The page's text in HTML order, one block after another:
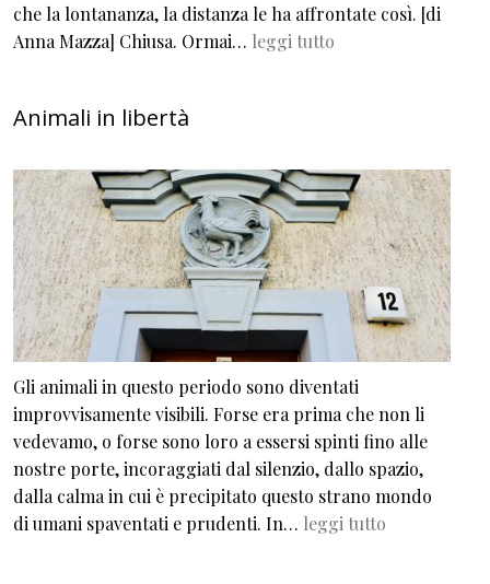
che la lontananza, la distanza le ha affrontate così. [di
Anna Mazza] Chiusa. Ormai… leggi tutto
Animali in libertà
Gli animali in questo periodo sono diventati
improvvisamente visibili. Forse era prima che non li
vedevamo, o forse sono loro a essersi spinti fino alle
nostre porte, incoraggiati dal silenzio, dallo spazio,
dalla calma in cui è precipitato questo strano mondo
di umani spaventati e prudenti. In… leggi tutto